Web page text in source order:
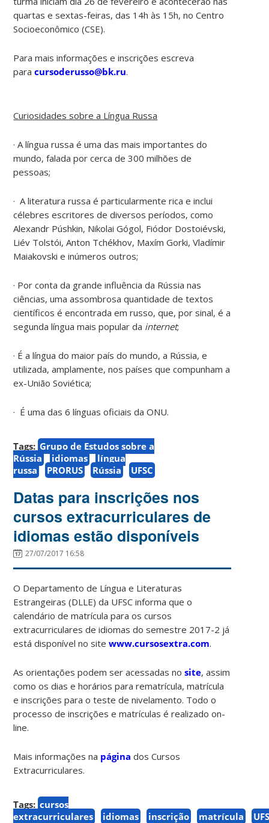
quartas e sextas-feiras, das 14h às 15h, no Centro
Socioeconômico (CSE).
Para mais informações e inscrições escreva
paracursoderusso@bk.ru.
Curiosidades sobre a Língua Russa
· A língua russa é uma das mais importantes do
mundo, falada por cerca de 300 milhões de
pessoas;
· A literatura russa é particularmente rica e inclui
célebres escritores de diversos períodos, como
Alexandr Púshkin, Nikolai Gógol, Fiódor Dostoiévski,
Liév Tolstói, Anton Tchékhov, Maxím Gorki, Vladímir
Maiakovski e inúmeros outros;
· Por conta da grande influência da Rússia nas
ciências, uma assombrosa quantidade de textos
científicos é encontrada em russo, que, por sinal, é a
segunda língua mais popular da internet;
· É a língua do maior país do mundo, a Rússia, e
utilizada, amplamente, nos países que compunham a
ex-União Soviética;
· É uma das 6 línguas oficiais da ONU.
Tags: Grupo de Estudos sobre a
Rússia
idiomas
língua
russa
PRORUS Rússia UFSC
Datas para inscrições nos
cursos extracurriculares de
idiomas estão disponíveis
27/07/2017 16:58
O Departamento de Língua e Literaturas
Estrangeiras (DLLE) da UFSC informa que o
calendário de matrícula para os cursos
extracurriculares de idiomas do semestre 2017-2 já
está disponível no sitewww.cursosextra.com.
As orientações podem ser acessadas nosite, assim
como os dias e horários para rematrícula, matrícula
e inscrições para o teste de nivelamento. Todo o
processo de inscrições e matrículas é realizado on-
line.
Mais informações na página dos Cursos
Extracurriculares.
Tags: cursos
extracurriculares
idiomas inscrição matrícula